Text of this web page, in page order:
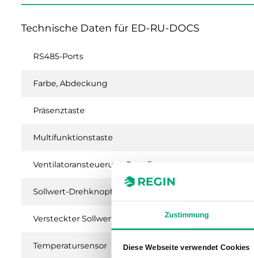
Zustimmung
Diese Webseite verwendet Cookies
Technische Daten für ED-RU-DOCS
RS485-Ports
Farbe, Abdeckung
Präsenztaste
Multifunktionstaste
Ventilatoransteuerung 3-stufig
Sollwert-Drehknopf
Versteckter Sollwert
Temperatursensor